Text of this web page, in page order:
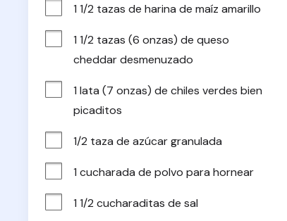
1 1/2 tazas de harina de maíz amarillo
1 1/2 tazas (6 onzas) de queso
cheddar desmenuzado
1 lata (7 onzas) de chiles verdes bien
picaditos
1/2 taza de azúcar granulada
1 cucharada de polvo para hornear
1 1/2 cucharaditas de sal